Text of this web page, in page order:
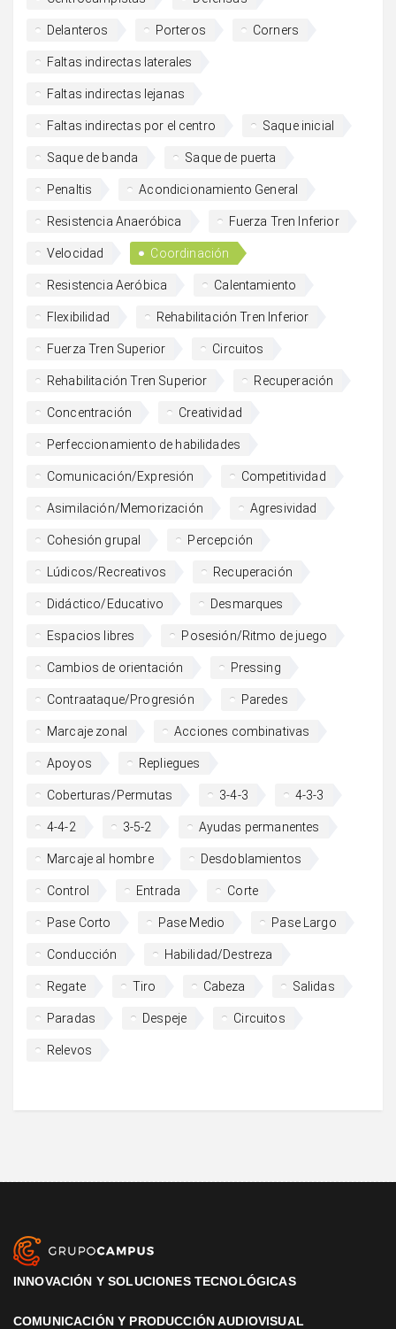
Delanteros Porteros Corners
Faltas indirectas laterales
Faltas indirectas lejanas
Faltas indirectas por el centro Saque inicial
Saque de banda Saque de puerta
Penaltis Acondicionamiento General
Resistencia Anaeróbica Fuerza Tren Inferior
Velocidad Coordinación
Resistencia Aeróbica Calentamiento
Flexibilidad Rehabilitación Tren Inferior
Fuerza Tren Superior Circuitos
Rehabilitación Tren Superior Recuperación
Concentración Creatividad
Perfeccionamiento de habilidades
Comunicación/Expresión Competitividad
Asimilación/Memorización Agresividad
Cohesión grupal Percepción
Lúdicos/Recreativos Recuperación
Didáctico/Educativo Desmarques
Espacios libres Posesión/Ritmo de juego
Cambios de orientación Pressing
Contraataque/Progresión Paredes
Marcaje zonal Acciones combinativas
Apoyos Repliegues
Coberturas/Permutas 3-4-3 4-3-3
4-4-2 3-5-2 Ayudas permanentes
Marcaje al hombre Desdoblamientos
Control Entrada Corte
Pase Corto Pase Medio Pase Largo
Conducción Habilidad/Destreza
Regate Tiro Cabeza Salidas
Paradas Despeje Circuitos
Relevos
INNOVACIÓN Y SOLUCIONES TECNOLÓGICAS
COMUNICACIÓN Y PRODUCCIÓN AUDIOVISUAL